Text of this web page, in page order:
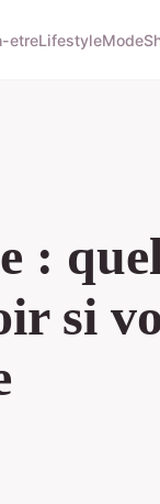
etreLifestyleMode
:
si